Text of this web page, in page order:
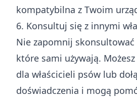
kompatybilna z Twoim
6. Konsultuj się z innymi
Nie zapomnij
które sami używają.
dla właścicieli psów lub
doświadczenia i mogą